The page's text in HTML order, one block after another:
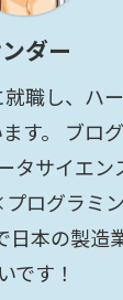
ダー
職し、ハ
す。 ブログ
タサイエン
ログラミ
日本の製造
です！